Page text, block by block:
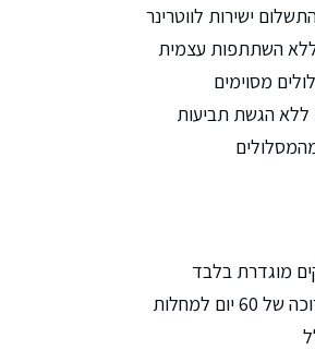
ישירות לווטרינר
השתתפות עצמית
מסוימים
ללא הגשת תביעות
מוגדרת בלבד
למחלות